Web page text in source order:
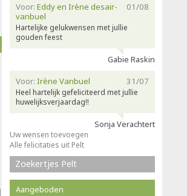
01/08
Voor: Eddy en Irène desair-
vanbuel
Hartelijke gelukwensen met jullie
gouden feest
Gabie Raskin
31/07
Voor: Irène Vanbuel
Heel hartelijk gefeliciteerd met jullie
huwelijksverjaardag!!
Sonja Verachtert
Uw wensen toevoegen
Alle felicitaties uit Pelt
Zoekertjes Pelt
Aangeboden